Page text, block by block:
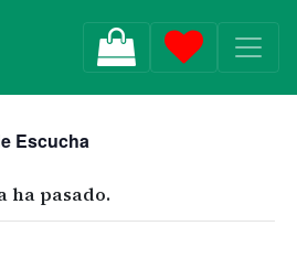
Escucha
ha pasado.